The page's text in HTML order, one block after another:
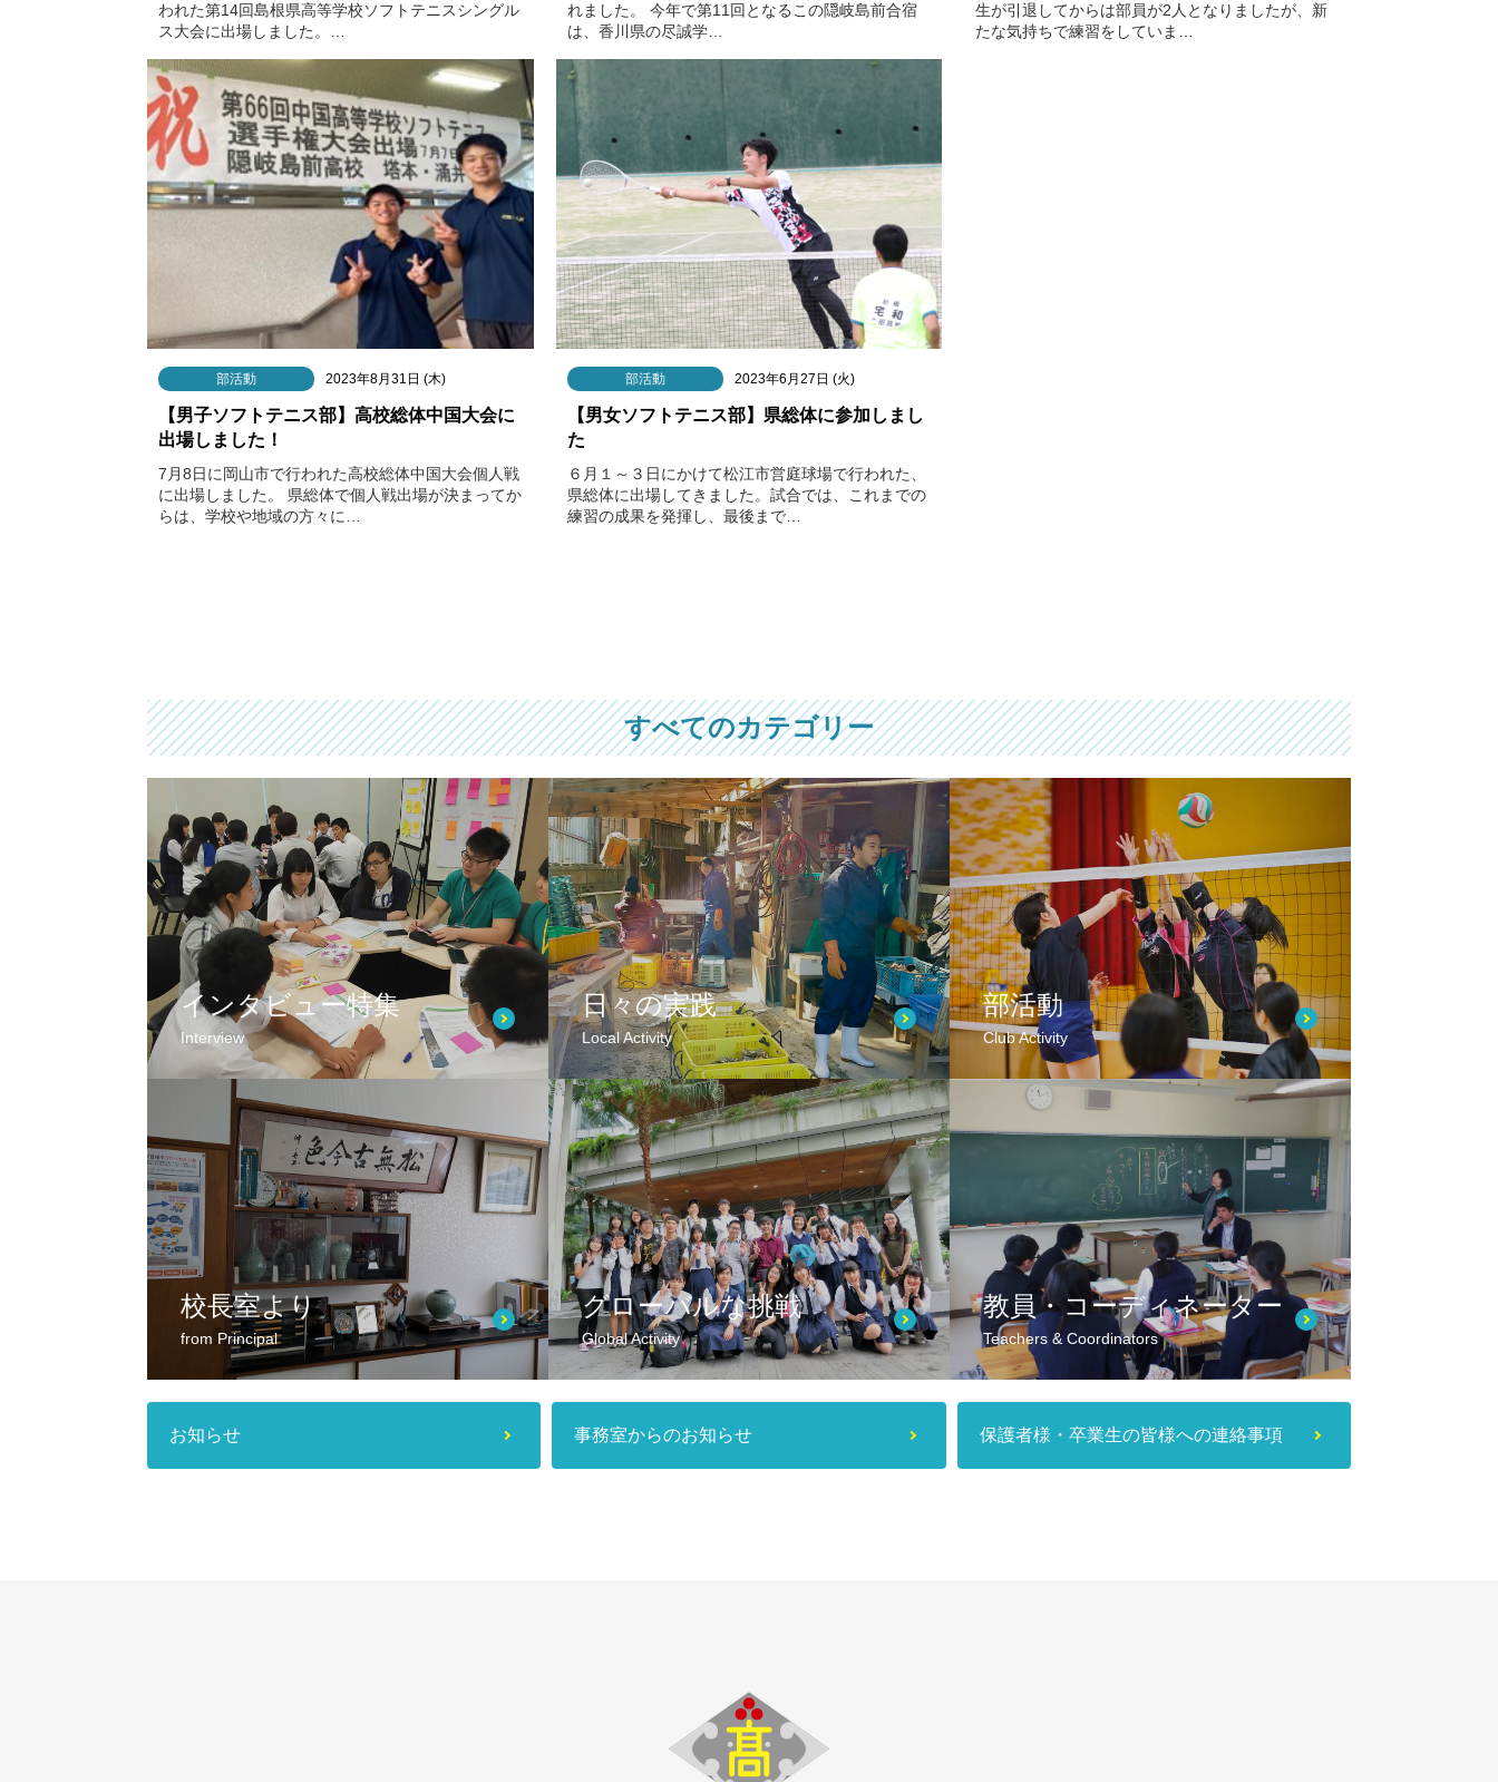
われた第14回島根県高等学校ソフトテニスシングル
ス大会に出場しました。…
れました。 今年で第11回となるこの隠岐島前合宿
は、香川県の尽誠学…
生が引退してからは部員が2人となりましたが、新
たな気持ちで練習をしていま…
部活動 2023年8月31日 (木)
【男子ソフトテニス部】高校総体中国大会に
出場しました！
7月8日に岡山市で行われた高校総体中国大会個人戦
に出場しました。 県総体で個人戦出場が決まってか
らは、学校や地域の方々に…
部活動 2023年6月27日 (火)
【男女ソフトテニス部】県総体に参加しまし
た
６月１～３日にかけて松江市営庭球場で行われた、
県総体に出場してきました。試合では、これまでの
練習の成果を発揮し、最後まで…
すべてのカテゴリー
インタビュー特集
Interview
日々の実践
Local Activity
部活動
Club Activity
校長室より
from Principal
グローバルな挑戦
Global Activity
教員・コーディネーター
Teachers & Coordinators
お知らせ 事務室からのお知らせ 保護者様・卒業生の皆様への連絡事項